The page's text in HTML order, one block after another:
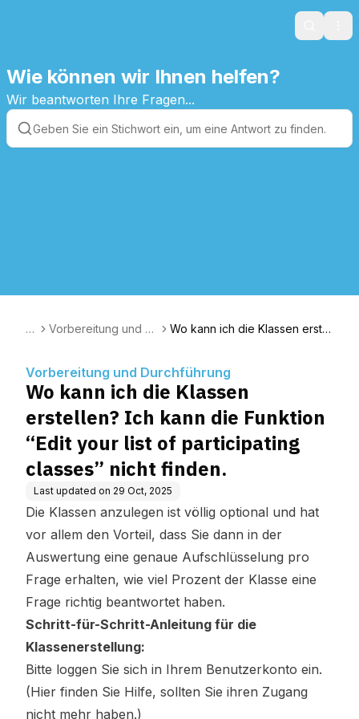
Search
Wie können wir Ihnen helfen?
Wir beantworten Ihre Fragen...
A
Vorbereitung und D
Wo kann ich die Klassen erstel
es” nicht finden.
Vorbereitung und Durchführung
Wo kann ich die Klassen
erstellen? Ich kann die Funktion
“Edit your list of participating
classes” nicht finden.
Last updated on 29 Oct, 2025
Die Klassen anzulegen ist völlig optional und hat
vor allem den Vorteil, dass Sie dann in der
Auswertung eine genaue Aufschlüsselung pro
Frage erhalten, wie viel Prozent der Klasse eine
Frage richtig beantwortet haben.
Schritt-für-Schritt-Anleitung für die
Klassenerstellung:
Bitte loggen Sie sich in Ihrem Benutzerkonto ein.
(Hier finden Sie Hilfe, sollten Sie ihren Zugang
nicht mehr haben.)